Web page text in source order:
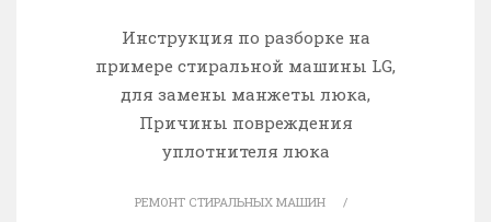
Инструкция по разборке на
примере стиральной машины LG,
для замены манжеты люка,
Причины повреждения
уплотнителя люка
РЕМОНТ СТИРАЛЬНЫХ МАШИН